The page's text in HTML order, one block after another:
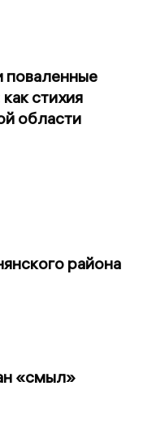
поваленные
стихия
области
района
«смыл»